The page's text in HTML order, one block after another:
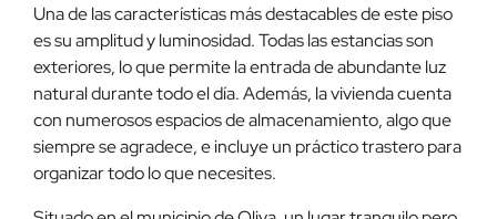
Una de las características más destacables de este piso
es su amplitud y luminosidad. Todas las estancias son
exteriores, lo que permite la entrada de abundante luz
natural durante todo el día. Además, la vivienda cuenta
con numerosos espacios de almacenamiento, algo que
siempre se agradece, e incluye un práctico trastero para
organizar todo lo que necesites.